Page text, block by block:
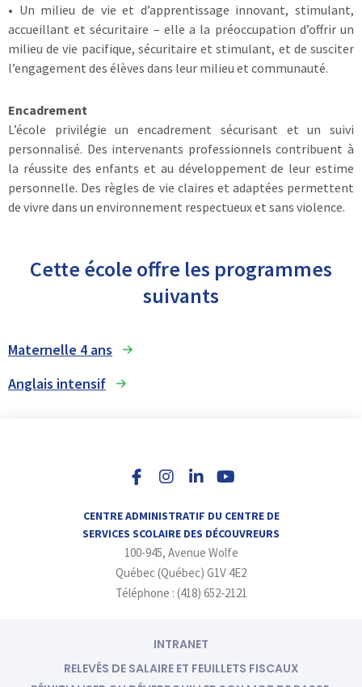
• Un milieu de vie et d’apprentissage innovant, stimulant,
accueillant et sécuritaire – elle a la préoccupation d’offrir un
milieu de vie pacifique, sécuritaire et stimulant, et de susciter
l’engagement des élèves dans leur milieu et communauté.
Encadrement
L’école privilégie un encadrement sécurisant et un suivi
personnalisé. Des intervenants professionnels contribuent à
la réussite des enfants et au développement de leur estime
personnelle. Des règles de vie claires et adaptées permettent
de vivre dans un environnement respectueux et sans violence.
Cette école offre les programmes
suivants
Maternelle 4 ans
Anglais intensif
s
g
r
a
m
n
d
i
n
-
i
n
u
b
e
CENTRE ADMINISTRATIF DU CENTRE DE
SERVICES SCOLAIRE DES DÉCOUVREURS
100-945, Avenue Wolfe
Québec (Québec) G1V 4E2
Téléphone : (418) 652-2121
INTRANET
RELEVÉS DE SALAIRE ET FEUILLETS FISCAUX